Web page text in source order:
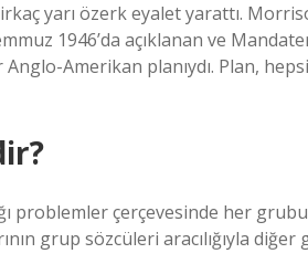
yarı özerk eyalet yarattı.
1946’da açıklanan ve
Amerikan planıydı. Plan,
problemler çerçevesinde her
grup sözcüleri aracılığıyla